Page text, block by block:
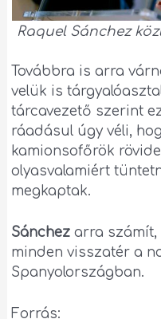
Raquel Sánchez
Továbbra is arra
velük is
tárcavezető szerint
ráadásul úgy véli,
kamionsofőrök
olyasvalamiért
megkaptak.
Sánchez arra számít,
minden visszatér a
Spanyolországban.
Forrás: